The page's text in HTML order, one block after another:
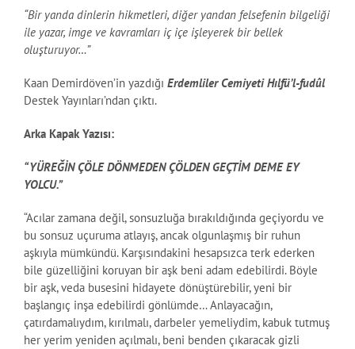
“Bir yanda dinlerin hikmetleri, diğer yandan felsefenin bilgeliği
ile yazar, imge ve kavramları iç içe işleyerek bir bellek
oluşturuyor…”
Kaan Demirdöven’in yazdığı Erdemliler Cemiyeti Hılfü’l-fudûl
Destek Yayınları’ndan çıktı.
Arka Kapak Yazısı:
“YÜREĞİN ÇÖLE DÖNMEDEN ÇÖLDEN GEÇTİM DEME EY
YOLCU.”
“Acılar zamana değil, sonsuzluğa bırakıldığında geçiyordu ve
bu sonsuz uçuruma atlayış, ancak olgunlaşmış bir ruhun
aşkıyla mümkündü. Karşısındakini hesapsızca terk ederken
bile güzelliğini koruyan bir aşk beni adam edebilirdi. Böyle
bir aşk, veda busesini hidayete dönüştürebilir, yeni bir
başlangıç inşa edebilirdi gönlümde… Anlayacağın,
çatırdamalıydım, kırılmalı, darbeler yemeliydim, kabuk tutmuş
her yerim yeniden açılmalı, beni benden çıkaracak gizli